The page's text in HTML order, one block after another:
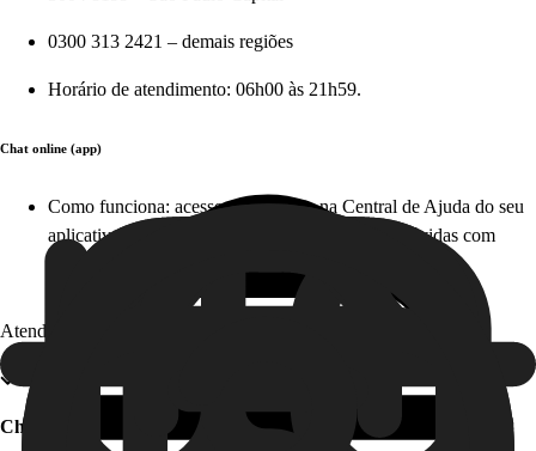
0300 313 2421 – demais regiões
Horário de atendimento: 06h00 às 21h59.
Chat online (app)
Como funciona: acesse diretamente na Central de Ajuda do seu
aplicativo em apenas alguns cliques e tire suas dúvidas com
Atendimento offline
Chat offline